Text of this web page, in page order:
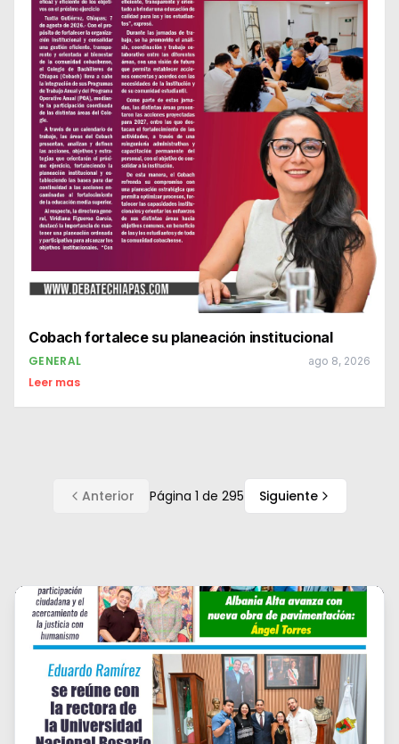
Cobach fortalece su planeación institucional
GENERAL ago 8, 2026
Leer mas
Anterior Página 1 de 295 Siguiente